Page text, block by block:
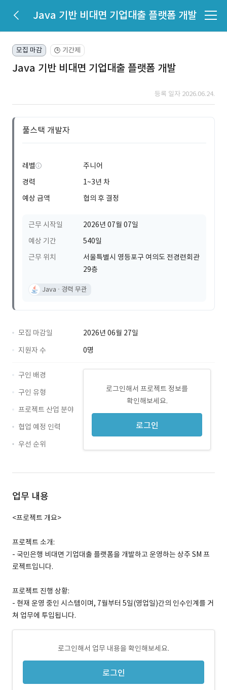
Java 기반 비대면 기업대출 플랫폼 개발
모집 마감 🕒 기간제
Java 기반 비대면 기업대출 플랫폼 개발
등록 일자 2026.06.24.
풀스택 개발자
레벨
주니어
경력
1~3년 차
예상 금액
협의 후 결정
근무 시작일
2026년 07월 07일
예상 기간
540일
근무 위치
서울특별시 영등포구 여의도 전경련회관
29층
Java 경력 무관
모집 마감일
2026년 06월 27일
지원자 수
0명
로그인해서 프로젝트 정보를
확인해보세요.
로그인
구인 배경
구인 유형
프로젝트 산업 분야
협업 예정 인력
우선 순위
업무 내용
<프로젝트 개요>
프로젝트 소개:
- 국민은행 비대면 기업대출 플랫폼을 개발하고 운영하는 상주 SM 프
로젝트입니다.
프로젝트 진행 상황:
- 현재 운영 중인 시스템이며, 7월부터 5일(영업일)간의 인수인계를 거
쳐 업무에 투입됩니다.
로그인해서 업무 내용을 확인해보세요.
로그인